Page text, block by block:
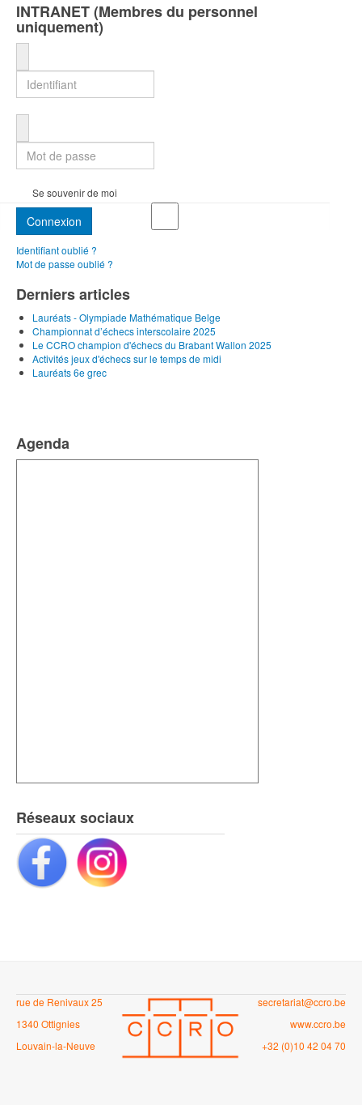
INTRANET (Membres du personnel
uniquement)
Se souvenir de moi
Connexion
Identifiant oublié ?
Mot de passe oublié ?
Derniers articles
Lauréats - Olympiade Mathématique Belge
Championnat d’échecs interscolaire 2025
Le CCRO champion d'échecs du Brabant Wallon 2025
Activités jeux d'échecs sur le temps de midi
Lauréats 6e grec
Agenda
Réseaux sociaux
rue de Renivaux 25
1340 Ottignies
Louvain-la-Neuve
secretariat@ccro.be
www.ccro.be
+32 (0)10 42 04 70